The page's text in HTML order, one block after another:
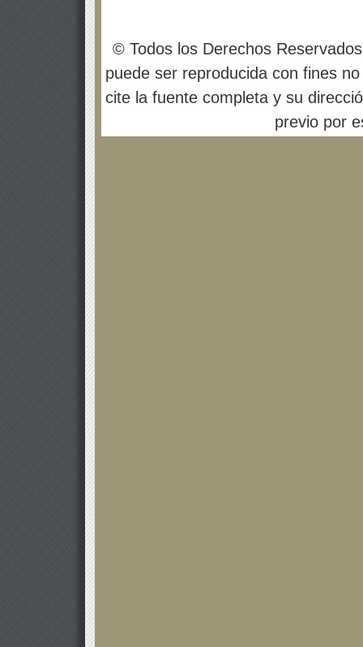
© Todos los Derechos
puede ser reproducida con fines
cite la fuente completa y su
previo por